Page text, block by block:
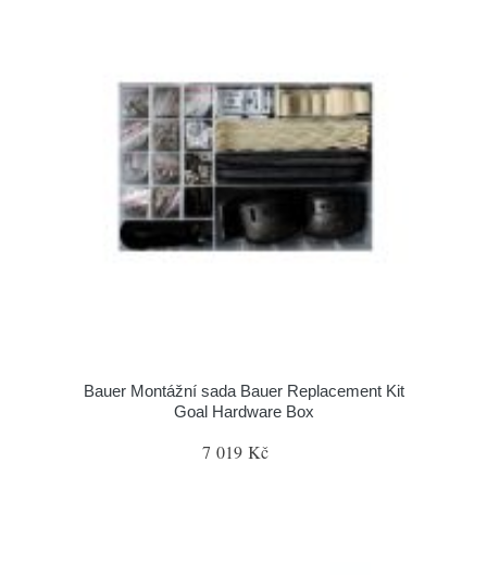
Bauer Montážní sada Bauer Replacement Kit
Goal Hardware Box
7 019 Kč